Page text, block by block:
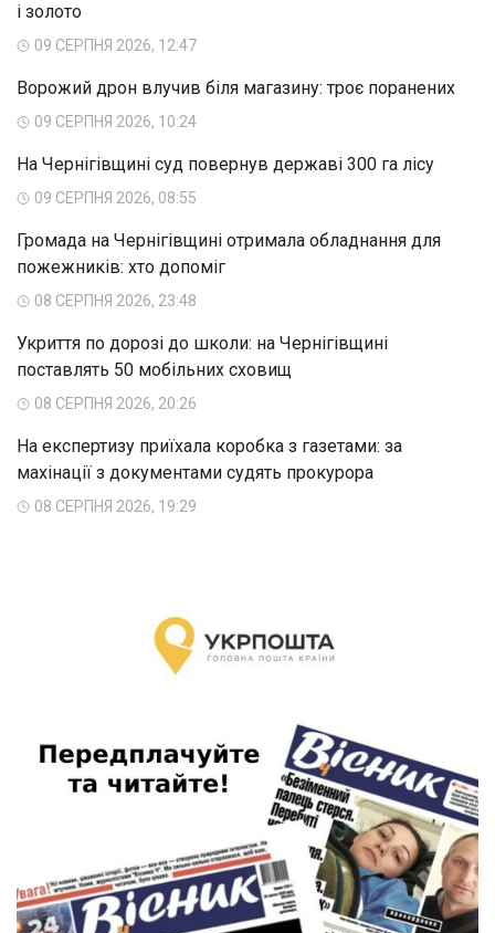
і золото
09 СЕРПНЯ 2026, 12:47
Ворожий дрон влучив біля магазину: троє поранених
09 СЕРПНЯ 2026, 10:24
На Чернігівщині суд повернув державі 300 га лісу
09 СЕРПНЯ 2026, 08:55
Громада на Чернігівщині отримала обладнання для
пожежників: хто допоміг
08 СЕРПНЯ 2026, 23:48
Укриття по дорозі до школи: на Чернігівщині
поставлять 50 мобільних сховищ
08 СЕРПНЯ 2026, 20:26
На експертизу приїхала коробка з газетами: за
махінації з документами судять прокурора
08 СЕРПНЯ 2026, 19:29